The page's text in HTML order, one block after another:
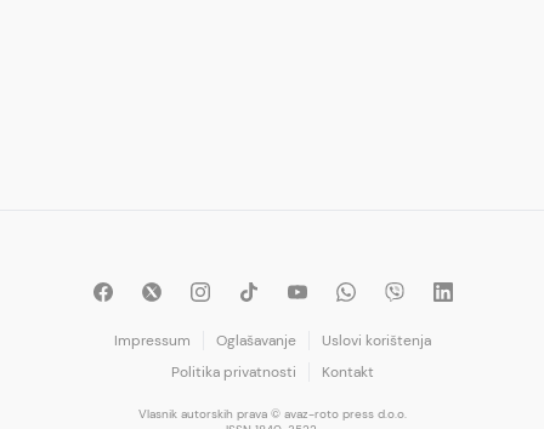
Impressum Oglašavanje
Uslovi korištenja
Politika privatnosti
Kontakt
Vlasnik autorskih prava © avaz-roto press d.o.o.